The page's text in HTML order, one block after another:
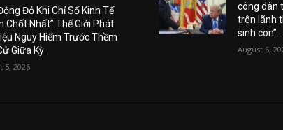
Đỏ Khi Chỉ Số Kinh Tế
Chốt Nhất” Thế Giới Phát
Nguy Hiểm Trước Thềm
Giữa Kỳ
5, 2026
công dân
trên lãnh
sinh con”.
August 6,